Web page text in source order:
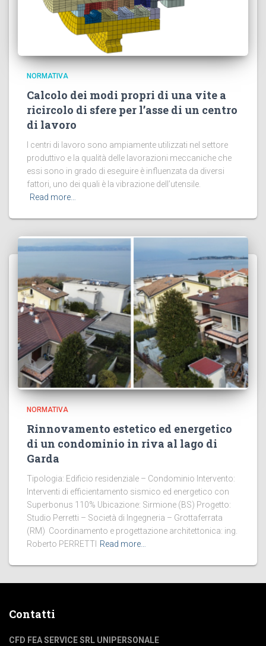
NORMATIVA
Calcolo dei modi propri di una vite a
ricircolo di sfere per l’asse di un centro
di lavoro
I centri di lavoro sono ampiamente utilizzati nel settore
produttivo e la qualità delle lavorazioni meccaniche che
essi sono in grado di eseguire è influenzata da diversi
fattori, uno dei quali è la vibrazione dell’utensile.
Read more…
NORMATIVA
Rinnovamento estetico ed energetico
di un condominio in riva al lago di
Garda
Tipologia: Edificio residenziale – Condominio Intervento:
Interventi di efficientamento sismico ed energetico con
Superbonus 110% Ubicazione: Sirmione (BS) Progetto:
Studio Perretti – Società di Ingegneria – Grottaferrata
(RM) Coordinamento e progettazione architettonica: ing.
Roberto PERRETTI Read more…
Contatti
CFD FEA SERVICE SRL UNIPERSONALE